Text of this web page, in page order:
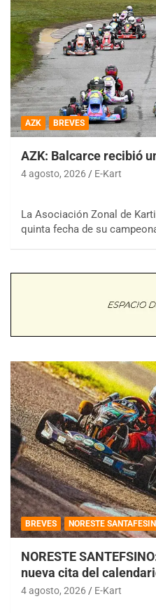
AZK BREVES
AZK: Balcarce recibió
4 agosto, 2026 E-Kart
La Asociación Zonal de
quinta fecha de su
BREVES NORESTE
NORESTE
nueva cita del
4 agosto, 2026 E-Kart